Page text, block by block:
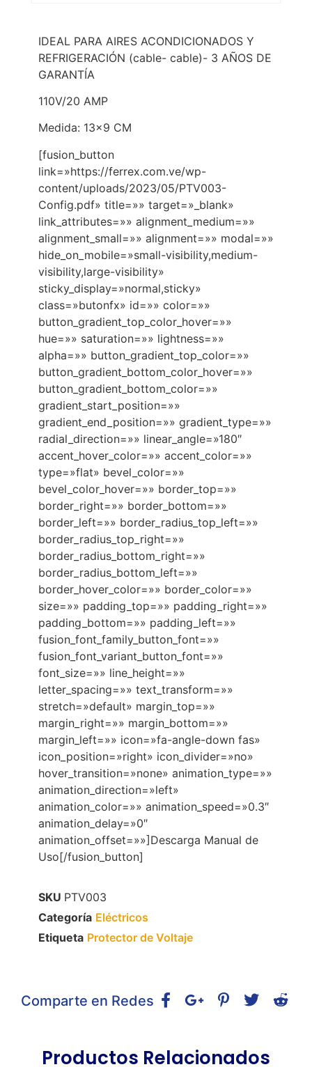
IDEAL PARA AIRES ACONDICIONADOS Y
REFRIGERACIÓN (cable- cable)- 3 AÑOS DE
GARANTÍA
110V/20 AMP
Medida: 13×9 CM
[fusion_button
link=»https://ferrex.com.ve/wp-
content/uploads/2023/05/PTV003-
Config.pdf» title=»» target=»_blank»
link_attributes=»» alignment_medium=»»
alignment_small=»» alignment=»» modal=»»
hide_on_mobile=»small-visibility,medium-
visibility,large-visibility»
sticky_display=»normal,sticky»
class=»butonfx» id=»» color=»»
button_gradient_top_color_hover=»»
hue=»» saturation=»» lightness=»»
alpha=»» button_gradient_top_color=»»
button_gradient_bottom_color_hover=»»
button_gradient_bottom_color=»»
gradient_start_position=»»
gradient_end_position=»» gradient_type=»»
radial_direction=»» linear_angle=»180″
accent_hover_color=»» accent_color=»»
type=»flat» bevel_color=»»
bevel_color_hover=»» border_top=»»
border_right=»» border_bottom=»»
border_left=»» border_radius_top_left=»»
border_radius_top_right=»»
border_radius_bottom_right=»»
border_radius_bottom_left=»»
border_hover_color=»» border_color=»»
size=»» padding_top=»» padding_right=»»
padding_bottom=»» padding_left=»»
fusion_font_family_button_font=»»
fusion_font_variant_button_font=»»
font_size=»» line_height=»»
letter_spacing=»» text_transform=»»
stretch=»default» margin_top=»»
margin_right=»» margin_bottom=»»
margin_left=»» icon=»fa-angle-down fas»
icon_position=»right» icon_divider=»no»
hover_transition=»none» animation_type=»»
animation_direction=»left»
animation_color=»» animation_speed=»0.3″
animation_delay=»0″
animation_offset=»»]Descarga Manual de
Uso[/fusion_button]
SKU PTV003
Categoría Eléctricos
Etiqueta Protector de Voltaje
Comparte en Redes
Productos Relacionados